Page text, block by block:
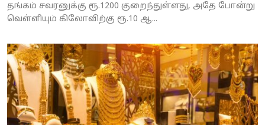
தங்கம் சவரனுக்கு ரூ.1200 குறைந்துள்ளது, அதே போன்று
வெள்ளியும் கிலோவிற்கு ரூ.10 ஆ...